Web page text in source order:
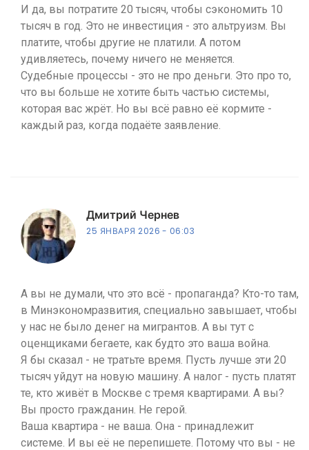
И да, вы потратите 20 тысяч, чтобы сэкономить 10
тысяч в год. Это не инвестиция - это альтруизм. Вы
платите, чтобы другие не платили. А потом
удивляетесь, почему ничего не меняется.
Судебные процессы - это не про деньги. Это про то,
что вы больше не хотите быть частью системы,
которая вас жрёт. Но вы всё равно её кормите -
каждый раз, когда подаёте заявление.
Дмитрий Чернев
25 ЯНВАРЯ 2026 06:03
А вы не думали, что это всё - пропаганда? Кто-то там,
в Минэкономразвития, специально завышает, чтобы
у нас не было денег на мигрантов. А вы тут с
оценщиками бегаете, как будто это ваша война.
Я бы сказал - не тратьте время. Пусть лучше эти 20
тысяч уйдут на новую машину. А налог - пусть платят
те, кто живёт в Москве с тремя квартирами. А вы?
Вы просто гражданин. Не герой.
Ваша квартира - не ваша. Она - принадлежит
системе. И вы её не перепишете. Потому что вы - не